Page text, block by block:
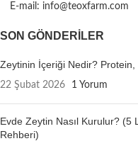
E-mail: info@teoxfarm.com
SON GÖNDERILER
Zeytinin İçeriği Nedir?
22 Şubat 2026 1 Yorum
Evde Zeytin Nasıl Kurulur?
Rehberi)